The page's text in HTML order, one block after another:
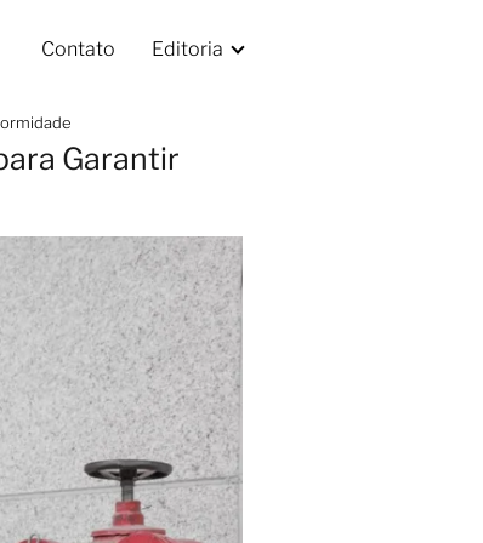
Contato Editoria
Garantir